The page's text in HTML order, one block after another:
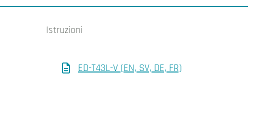
Istruzioni
ED-T43L-V (EN, SV, DE, FR)